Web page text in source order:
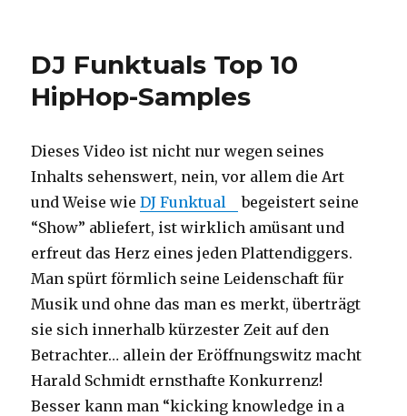
DJ Funktuals Top 10
HipHop-Samples
Dieses Video ist nicht nur wegen seines
Inhalts sehenswert, nein, vor allem die Art
und Weise wieDJ Funktual
begeistert seine
“Show” abliefert, ist wirklich amüsant und
erfreut das Herz eines jeden Plattendiggers.
Man spürt förmlich seine Leidenschaft für
Musik und ohne das man es merkt, überträgt
sie sich innerhalb kürzester Zeit auf den
Betrachter… allein der Eröffnungswitz macht
Harald Schmidt ernsthafte Konkurrenz!
Besser kann man “kicking knowledge in a